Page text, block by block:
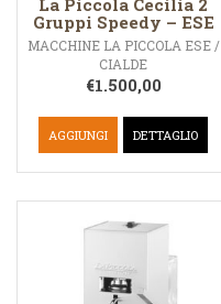
La Piccola Cecilia 2
Gruppi Speedy – ESE
MACCHINE LA PICCOLA ESE /
CIALDE
€1.500,00
AGGIUNGI DETTAGLIO